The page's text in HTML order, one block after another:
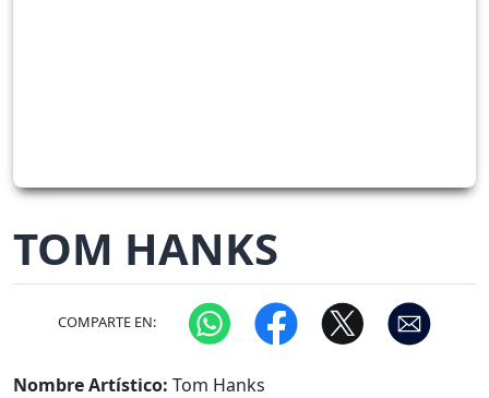
TOM HANKS
COMPARTE EN:
Nombre Artístico: Tom Hanks